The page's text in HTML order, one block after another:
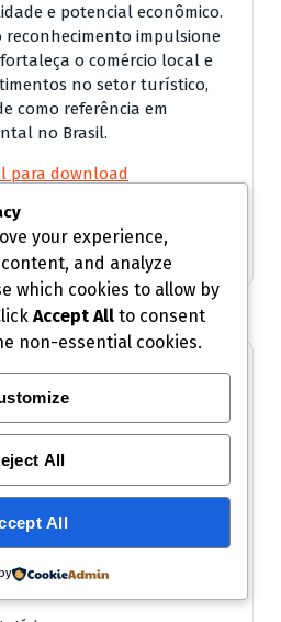
e potencial econômico.
reconhecimento impulsione
o comércio local e
no setor turístico,
como referência em
no Brasil.
para download
your experience,
and analyze
which cookies to allow by
Accept All to consent
non-essential cookies.
All
All